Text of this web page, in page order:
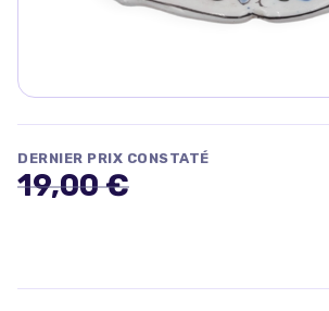
DERNIER PRIX CONSTATÉ
19,00 €